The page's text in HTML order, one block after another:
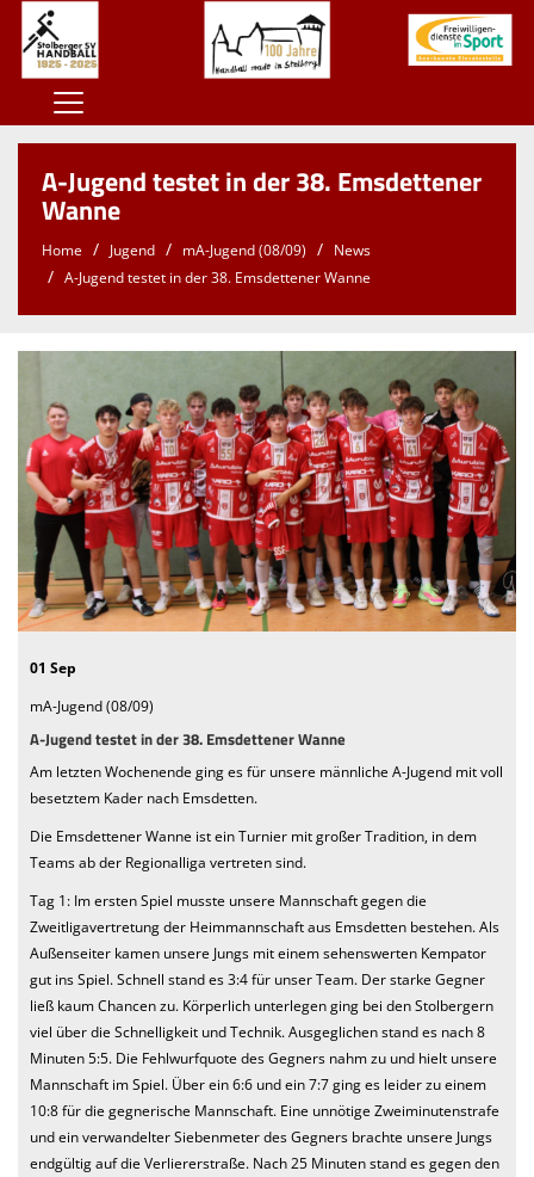
Home
100 Jahre SSV
Der SSV
Herren
Kontaktformular
Sponsoren
Unterstützt den SSV
We want you
Einladung MV 2026
A-Jugend testet in der 38. Emsdettener
Wanne
Home Jugend mA-Jugend (08/09)
News
A-Jugend testet in der 38. Emsdettener Wanne
01 Sep
mA-Jugend (08/09)
A-Jugend testet in der 38. Emsdettener Wanne
Am letzten Wochenende ging es für unsere männliche A-Jugend mit voll
besetztem Kader nach Emsdetten.
Die Emsdettener Wanne ist ein Turnier mit großer Tradition, in dem
Teams ab der Regionalliga vertreten sind.
Tag 1: Im ersten Spiel musste unsere Mannschaft gegen die
Zweitligavertretung der Heimmannschaft aus Emsdetten bestehen. Als
Außenseiter kamen unsere Jungs mit einem sehenswerten Kempator
gut ins Spiel. Schnell stand es 3:4 für unser Team. Der starke Gegner
ließ kaum Chancen zu. Körperlich unterlegen ging bei den Stolbergern
viel über die Schnelligkeit und Technik. Ausgeglichen stand es nach 8
Minuten 5:5. Die Fehlwurfquote des Gegners nahm zu und hielt unsere
Mannschaft im Spiel. Über ein 6:6 und ein 7:7 ging es leider zu einem
10:8 für die gegnerische Mannschaft. Eine unnötige Zweiminutenstrafe
und ein verwandelter Siebenmeter des Gegners brachte unsere Jungs
endgültig auf die Verliererstraße. Nach 25 Minuten stand es gegen den